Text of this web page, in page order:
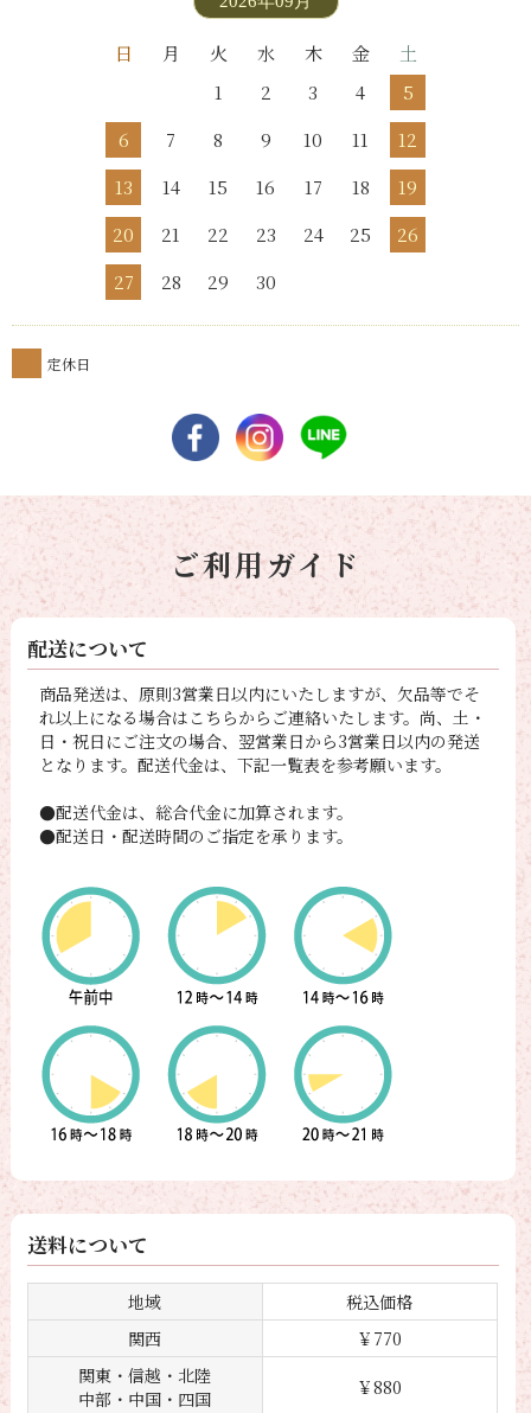
日 月 火 水 木 金
土
1
2 3 4
5
6
7 8 9 10 11
12
13
14 15 16 17 18
19
20
21 22 23 24 25
26
27
28 29 30
定休日
ご利用ガイド
配送について
商品発送は、原則3営業日以内にいたしますが、欠品等でそ
れ以上になる場合はこちらからご連絡いたします。尚、土・
日・祝日にご注文の場合、翌営業日から3営業日以内の発送
となります。配送代金は、下記一覧表を参考願います。
●配送代金は、総合代金に加算されます。
●配送日・配送時間のご指定を承ります。
送料について
地域
税込価格
関西
￥770
関東・信越・北陸
中部・中国・四国
￥880